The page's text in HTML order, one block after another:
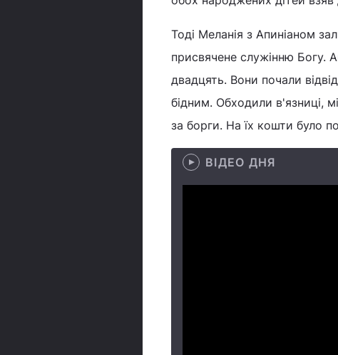
Тоді Меланія з Апиніаном
присвячене служінню Богу.
двадцять. Вони почали
бідним. Обходили в'язниці,
за борги. На їх кошти було
ВІДЕО ДНЯ